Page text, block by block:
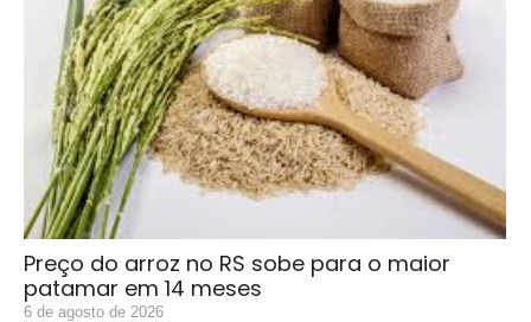
Preço do arroz no RS sobe para o maior
patamar em 14 meses
6 de agosto de 2026